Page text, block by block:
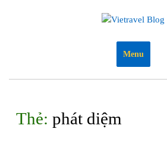
Menu
Thẻ: phát diệm